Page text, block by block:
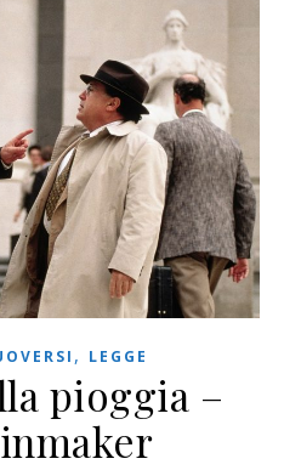
, LEGGE
pioggia –